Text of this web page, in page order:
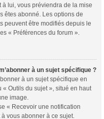
à lui, vous préviendra de la mise
êtes abonné. Les options de
peuvent être modifiés depuis le
« Préférences du forum ».
à un sujet spécifique ?
à un sujet spécifique en
Outils du sujet », situé en haut
image.
« Recevoir une notification
vous abonner à ce sujet.